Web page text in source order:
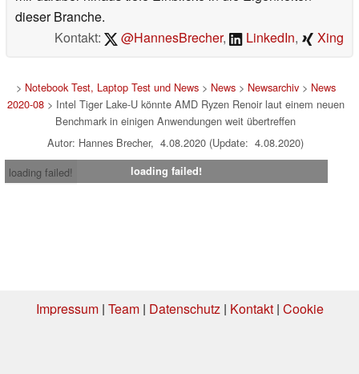
dieser Branche.
Kontakt:
@HannesBrecher, LinkedIn, Xing
> Notebook Test, Laptop Test und News> News> Newsarchiv> News
2020-08> Intel Tiger Lake-U könnte AMD Ryzen Renoir laut einem neuen
Benchmark in einigen Anwendungen weit übertreffen
Autor: Hannes Brecher, 4.08.2020 (Update: 4.08.2020)
loading failed!
loading failed!
Impressum| Team| Datenschutz| Kontakt| Cookie